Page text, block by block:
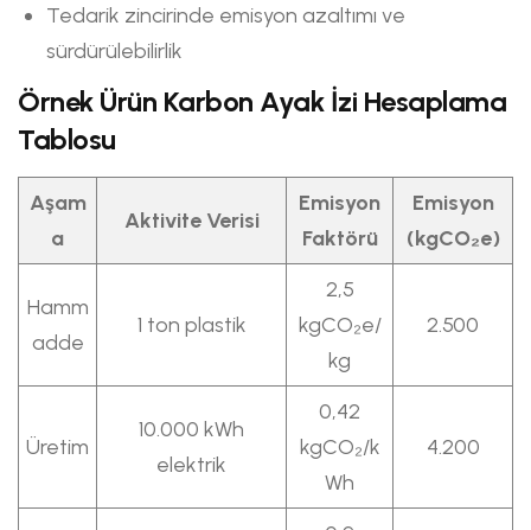
Tedarik zincirinde emisyon azaltımı ve
sürdürülebilirlik
Örnek Ürün Karbon Ayak İzi Hesaplama
Tablosu
Aşam
a
Aktivite Verisi
Emisyon
Faktörü
Emisyon
(kgCO₂e)
Hamm
adde
1 ton plastik
2,5
kgCO₂e/
kg
2.500
Üretim
10.000 kWh
elektrik
0,42
kgCO₂/k
Wh
4.200